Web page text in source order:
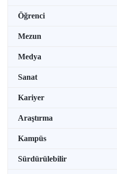
Öğrenci
Mezun
Medya
Sanat
Kariyer
Araştırma
Kampüs
Sürdürülebilir